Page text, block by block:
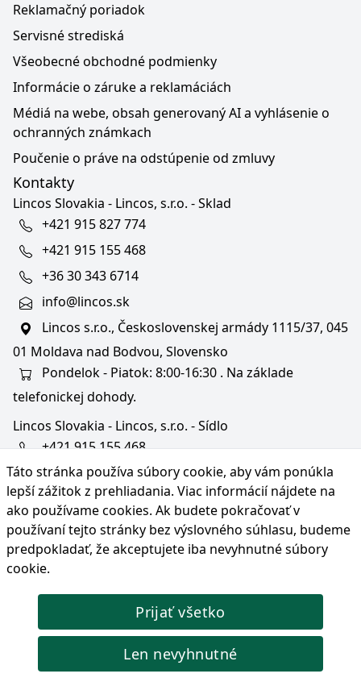
Táto stránka používa súbory cookie, aby vám ponúkla
lepší zážitok z prehliadania. Viac informácií nájdete na
ako používame cookies. Ak budete pokračovať v
používaní tejto stránky bez výslovného súhlasu, budeme
predpokladať, že akceptujete iba nevyhnutné súbory
cookie.
Prijať všetko
Len nevyhnutné
Reklamačný poriadok
Servisné strediská
Všeobecné obchodné podmienky
Informácie o záruke a reklamáciách
Médiá na webe, obsah generovaný AI a vyhlásenie o
ochranných známkach
Poučenie o práve na odstúpenie od zmluvy
Kontakty
Lincos Slovakia - Lincos, s.r.o. - Sklad
+421 915 827 774
+421 915 155 468
+36 30 343 6714
info@lincos.sk
Lincos s.r.o., Československej armády 1115/37, 045
01 Moldava nad Bodvou, Slovensko
Pondelok - Piatok: 8:00-16:30 . Na základe
telefonickej dohody.
Lincos Slovakia - Lincos, s.r.o. - Sídlo
+421 915 155 468
+36/30 343 6714
bratislava@lincos.sk
Lincos s.r.o., Rustaveliho 4, 831 06 Bratislava - m. č.
Rača, Slovensko
Iba sídlo firmy
© Copyright 2026 Lincos s.r.o., všetky práva vyhradené.